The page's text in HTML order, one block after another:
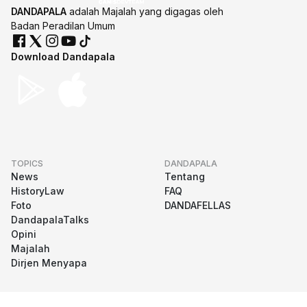
DANDAPALA adalah Majalah yang digagas oleh
Badan Peradilan Umum
Download Dandapala
TOPICS
News
HistoryLaw
Foto
DandapalaTalks
Opini
Majalah
Dirjen Menyapa
DANDAPALA
Tentang
FAQ
DANDAFELLAS